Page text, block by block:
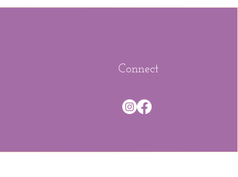
Connect